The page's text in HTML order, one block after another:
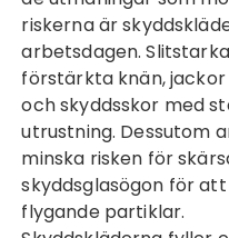
riskerna är
arbetsdagen.
förstärkta knän,
och skyddsskor med
utrustning. Dessutom
minska risken för
skyddsglasögon för
flygande partiklar.